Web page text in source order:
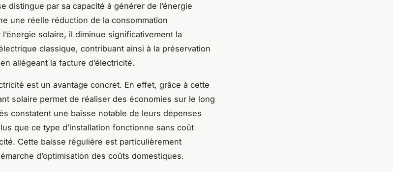
distingue par sa capacité à générer de l’énergie
une réelle réduction de la consommation
solaire, il diminue significativement la
classique, contribuant ainsi à la préservation
allégeant la facture d’électricité.
est un avantage concret. En effet, grâce à cette
solaire permet de réaliser des économies sur le long
constatent une baisse notable de leurs dépenses
que ce type d’installation fonctionne sans coût
Cette baisse régulière est particulièrement
d’optimisation des coûts domestiques.